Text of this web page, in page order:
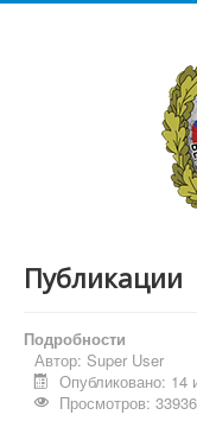
Публикации
Подробности
Автор: Super User
Опубликовано: 14
Просмотров: 33936